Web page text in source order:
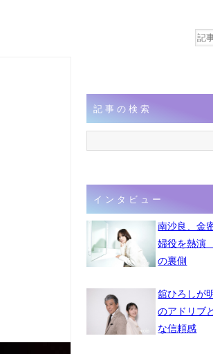
記事の検索
インタビュー
南沙良、金
婦役を熱演
の裏側
舘ひろしが
のアドリブ
な信頼感